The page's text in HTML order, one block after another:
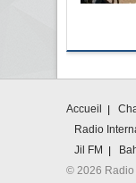
Accueil
Radio
Jil FM
© 2026 Radio